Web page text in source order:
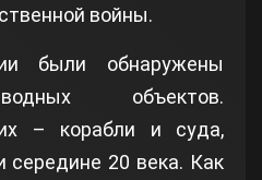
войны.
были обнаружены
объектов.
– корабли и суда,
середине 20 века. Как